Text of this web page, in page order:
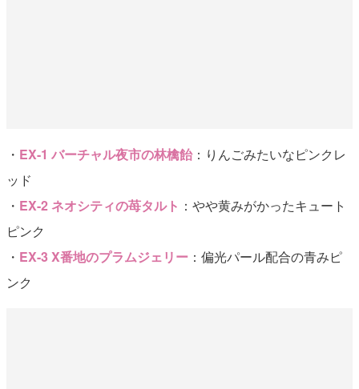
・ EX-1 バーチャル夜市の林檎飴：りんごみたいなピンクレ
ッド
・ EX-2 ネオシティの苺タルト ：やや黄みがかったキュート
ピンク
・ EX-3 X番地のプラムジェリー：偏光パール配合の青みピ
ンク